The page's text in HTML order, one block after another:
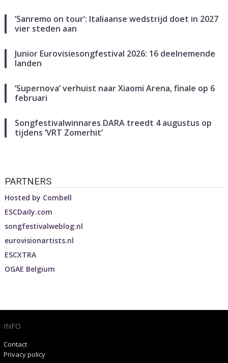
‘Sanremo on tour’: Italiaanse wedstrijd doet in 2027
vier steden aan
Junior Eurovisiesongfestival 2026: 16 deelnemende
landen
‘Supernova’ verhuist naar Xiaomi Arena, finale op 6
februari
Songfestivalwinnares DARA treedt 4 augustus op
tijdens ‘VRT Zomerhit’
PARTNERS
Hosted by Combell
ESCDaily.com
songfestivalweblog.nl
eurovisionartists.nl
ESCXTRA
OGAE Belgium
INFO
Contact
Privacy policy